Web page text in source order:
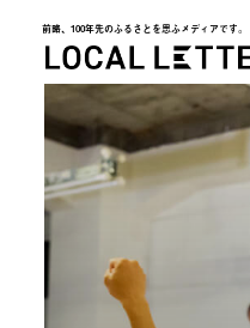
前略、100年先のふるさとを思ふメディアです。
LOCAL LETTER